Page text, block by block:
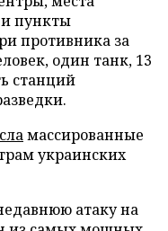
и пункты
противника за
один танк, 13
станций
массированные
украинских
атаку на